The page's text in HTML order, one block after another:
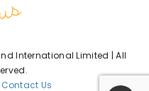
International Limited | All
Contact Us